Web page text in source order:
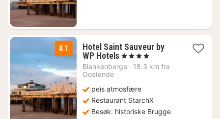
8.1
Hotel Saint Sauveur by
WP Hotels1
natt
fra
kr.
, 4 Stjerner
Blankenberge · 18.3 km fra
Oostende
peis atmosfære
Restaurant StarchX
Besøk: historiske Brugge